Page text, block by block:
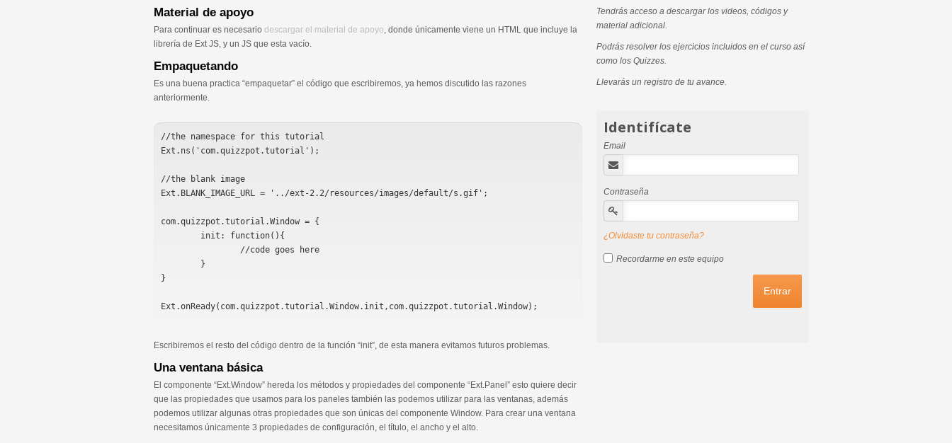
Material de apoyo
Para continuar es necesario descargar el material de apoyo, donde únicamente viene un HTML que incluye la
librería de Ext JS, y un JS que esta vacío.
Empaquetando
Es una buena practica “empaquetar” el código que escribiremos, ya hemos discutido las razones
anteriormente.
//the namespace for this tutorial
Ext.ns('com.quizzpot.tutorial');
//the blank image
Ext.BLANK_IMAGE_URL = '../ext-2.2/resources/images/default/s.gif';
com.quizzpot.tutorial.Window = {
}
Escribiremos el resto del código dentro de la función “init”, de esta manera evitamos futuros problemas.
Una ventana básica
El componente “Ext.Window” hereda los métodos y propiedades del componente “Ext.Panel” esto quiere decir
que las propiedades que usamos para los paneles también las podemos utilizar para las ventanas, además
podemos utilizar algunas otras propiedades que son únicas del componente Window. Para crear una ventana
necesitamos únicamente 3 propiedades de configuración, el título, el ancho y el alto.
Tendrás acceso a descargar los videos, códigos y
material adicional.
Podrás resolver los ejercicios incluidos en el curso así
como los Quizzes.
Llevarás un registro de tu avance.
Identifícate
Email
Contraseña
¿Olvidaste tu contraseña?
Recordarme en este equipo
Entrar